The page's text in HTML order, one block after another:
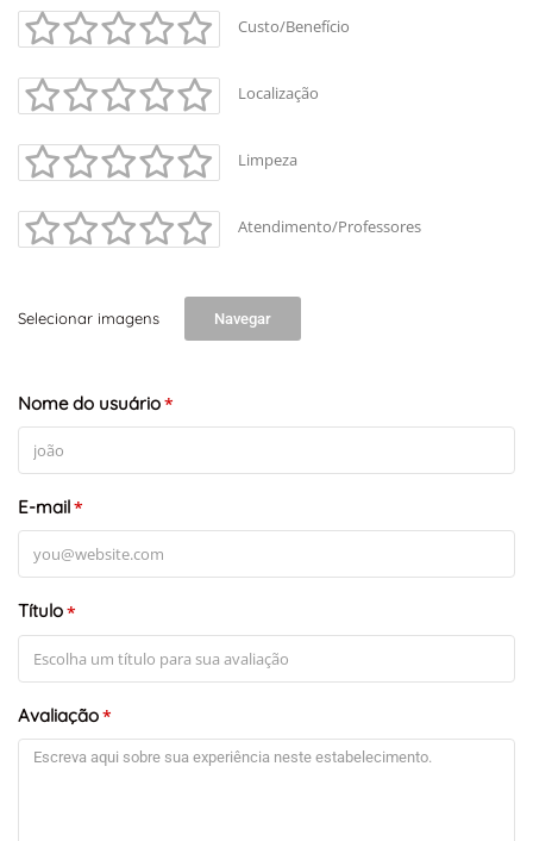
Custo/Benefício
Localização
Limpeza
Atendimento/Professores
Selecionar imagens Navegar
Nome do usuário*
E-mail*
Título*
Avaliação*